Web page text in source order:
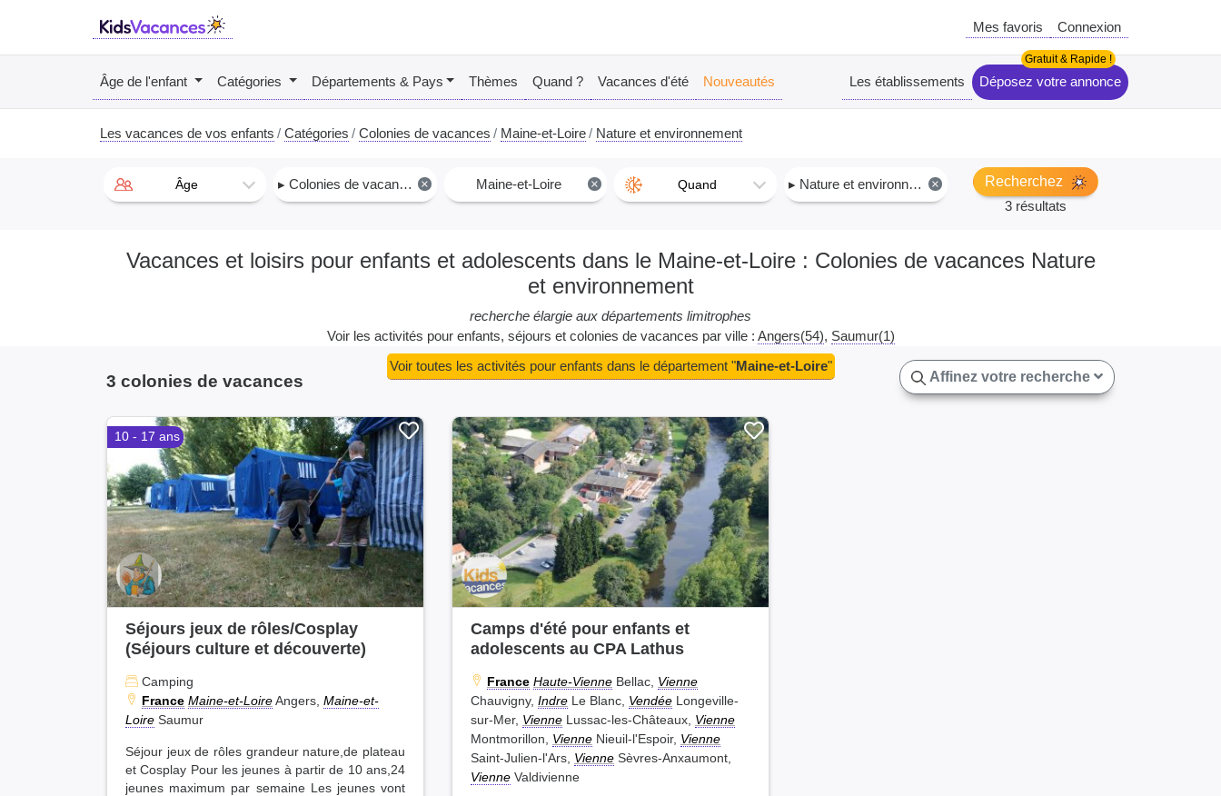
Mes favoris Connexion
Âge de l'enfant Catégories Départements & Pays Thèmes Quand ? Vacances d'été Nouveautés Les établissements Déposez votre annonce
Les vacances de vos enfants Catégories Colonies de vacances Maine-et-Loire Nature et environnement
Âge ×
▸ Colonies de vacances ×
Maine-et-Loire Quand ×
▸ Nature et environnement
Recherchez
3 résultats
Vacances et loisirs pour enfants et adolescents dans le Maine-et-Loire : Colonies de vacances Nature
et environnement
recherche élargie aux départements limitrophes
Voir les activités pour enfants, séjours et colonies de vacances par ville : Angers(54) Saumur(1)
3 colonies de vacances
Voir toutes les activités pour enfants dans le département "Maine-et-Loire"
Affinez votre recherche
10 - 17 ans
Séjours jeux de rôles/Cosplay
(Séjours culture et découverte)
Camping
France Maine-et-LoireAngers, Maine-et-
Loire Saumur
Séjour jeux de rôles grandeur nature,de plateau
et Cosplay Pour les jeunes à partir de 10 ans,24
jeunes maximum par semaine Les jeunes vont
Camps d'été pour enfants et
adolescents au CPA Lathus
France Haute-Vienne Bellac, Vienne
Chauvigny, Indre Le Blanc, Vendée Longeville-
sur-Mer, Vienne Lussac-les-Châteaux, Vienne
Montmorillon, Vienne Nieuil-l'Espoir, Vienne
Saint-Julien-l'Ars, Vienne Sèvres-Anxaumont,
Vienne Valdivienne